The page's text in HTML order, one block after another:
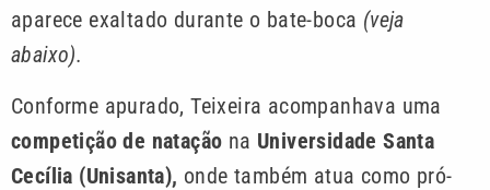
aparece exaltado durante o bate-boca (veja
abaixo).
Conforme apurado, Teixeira acompanhava uma
competição de natação na Universidade Santa
Cecília (Unisanta), onde também atua como pró-